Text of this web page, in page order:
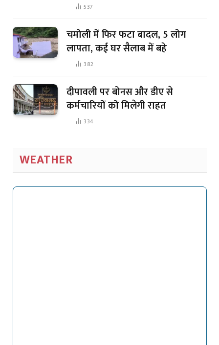
537
चमोली में फिर फटा बादल, 5 लोग
लापता, कई घर सैलाब में बहे
382
दीपावली पर बोनस और डीए से
कर्मचारियों को मिलेगी राहत
334
WEATHER